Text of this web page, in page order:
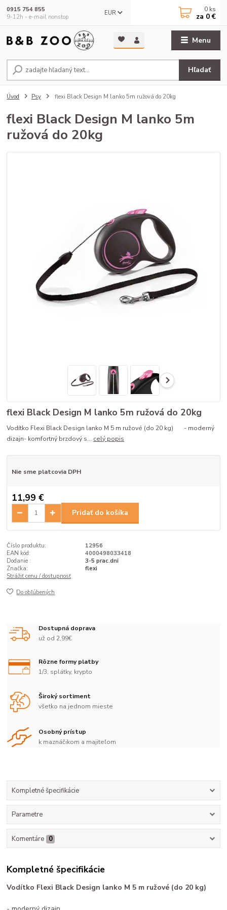
Menu
EUR
Hľadať
0915 754 855
9-12h - e-mail nonstop
0 ks
za 0 €
Úvod Psy flexi Black Design M lanko 5m ružová do 20kg
flexi Black Design M lanko 5m
ružová do 20kg
flexi Black Design M lanko 5m ružová do 20kg
Vodítko Flexi Black Design lanko M 5 m ružové (do 20 kg) - moderný
dizajn- komfortný brzdový s... celý popis
Nie sme platcovia DPH
11,99 €
Pridať do košíka
Číslo produktu:
12956
EAN kód:
4000498033418
Dodanie :
3-5 prac.dni
Značka:
flexi
Strážiť cenu / dostupnosť
Do obľúbených
Dostupná doprava
už od 2,99€
Rôzne formy platby
1/3, splátky, krypto
Široký sortiment
všetko na jednom mieste
Osobný prístup
k maznáčikom a majiteľom
Kompletné špecifikácie
Parametre
Komentáre 0
Kompletné špecifikácie
Vodítko Flexi Black Design lanko M 5 m ružové (do 20 kg)